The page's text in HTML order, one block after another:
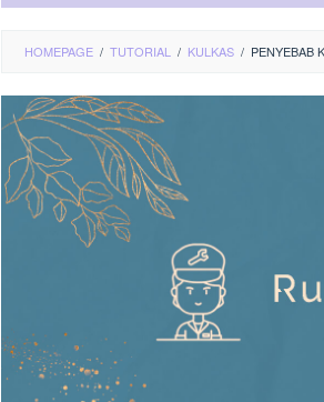
HOMEPAGE / TUTORIAL / KULKAS / PENYEBAB